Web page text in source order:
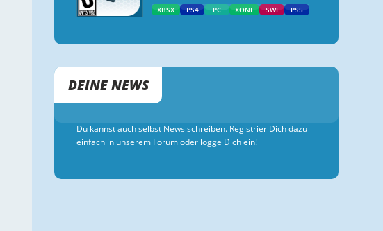
XBSX PS4 PC XONE SWI PS5
DEINE NEWS
Du kannst auch selbst News schreiben. Registrier Dich dazu
einfach in unserem Forum oder logge Dich ein!